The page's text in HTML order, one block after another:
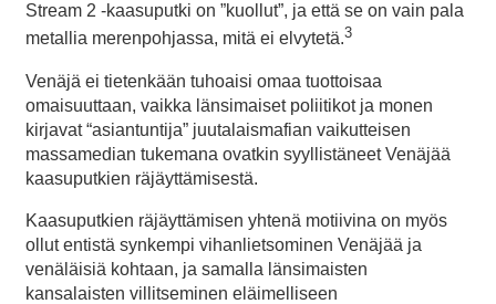
Stream 2 -kaasuputki on ”kuollut”, ja että se on vain pala
metallia merenpohjassa, mitä ei elvytetä.3
Venäjä ei tietenkään tuhoaisi omaa tuottoisaa
omaisuuttaan, vaikka länsimaiset poliitikot ja monen
kirjavat “asiantuntija” juutalaismafian vaikutteisen
massamedian tukemana ovatkin syyllistäneet Venäjää
kaasuputkien räjäyttämisestä.
Kaasuputkien räjäyttämisen yhtenä motiivina on myös
ollut entistä synkempi vihanlietsominen Venäjää ja
venäläisiä kohtaan, ja samalla länsimaisten
kansalaisten villitseminen eläimelliseen